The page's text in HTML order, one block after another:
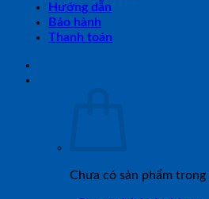
Hướng dẫn
Bảo hành
Thanh toán
Chưa có sản phẩm trong